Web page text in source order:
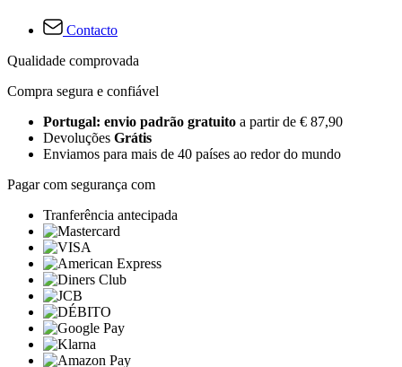
Contacto
Qualidade comprovada
Compra segura e confiável
Portugal: envio padrão gratuito a partir de € 87,90
Devoluções Grátis
Enviamos para mais de 40 países ao redor do mundo
Pagar com segurança com
Tranferência antecipada